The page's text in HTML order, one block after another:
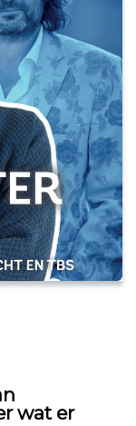
wat er